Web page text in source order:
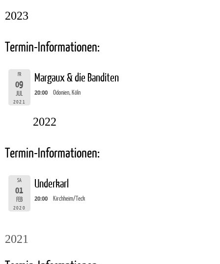
2023
Termin-Informationen:
FR
09
JUL
2021
Margaux & die Banditen
20:00 Odonien, Köln
2022
Termin-Informationen:
SA
01
FEB
2020
Underkarl
20:00 Kirchheim/Teck
2021